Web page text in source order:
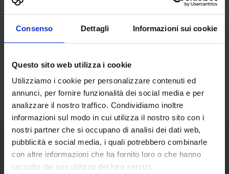
Consenso Dettagli Informazioni sui cookie
Questo sito web utilizza i cookie
Utilizziamo i cookie per personalizzare contenuti ed
annunci, per fornire funzionalità dei social media e per
analizzare il nostro traffico. Condividiamo inoltre
informazioni sul modo in cui utilizza il nostro sito con i
nostri partner che si occupano di analisi dei dati web,
pubblicità e social media, i quali potrebbero combinarle
con altre informazioni che ha fornito loro o che hanno
raccolto dal suo utilizzo dei loro servizi.
Feb
Senaf srl
+ 39 02.332039460